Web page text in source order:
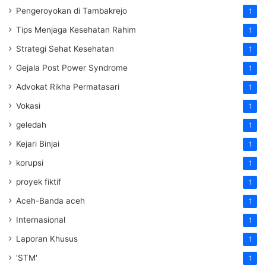
Pengeroyokan di Tambakrejo 1
Tips Menjaga Kesehatan Rahim 1
Strategi Sehat Kesehatan 1
Gejala Post Power Syndrome 1
Advokat Rikha Permatasari 1
Vokasi 1
geledah 1
Kejari Binjai 1
korupsi 1
proyek fiktif 1
Aceh-Banda aceh 1
Internasional 1
Laporan Khusus 1
'STM' 1